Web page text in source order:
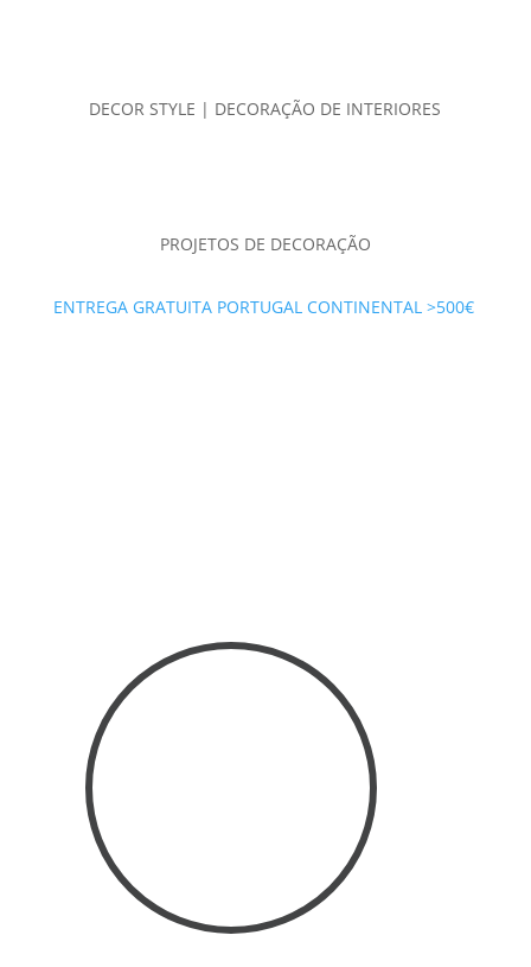
DECOR STYLE | DECORAÇÃO DE INTERIORES
PROJETOS DE DECORAÇÃO
ENTREGA GRATUITA PORTUGAL CONTINENTAL >500€